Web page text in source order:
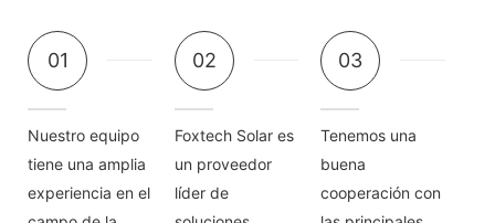
01
Nuestro equipo
tiene una amplia
experiencia en el
02
Foxtech Solar es
un proveedor
líder de
03
Tenemos una
buena
cooperación con